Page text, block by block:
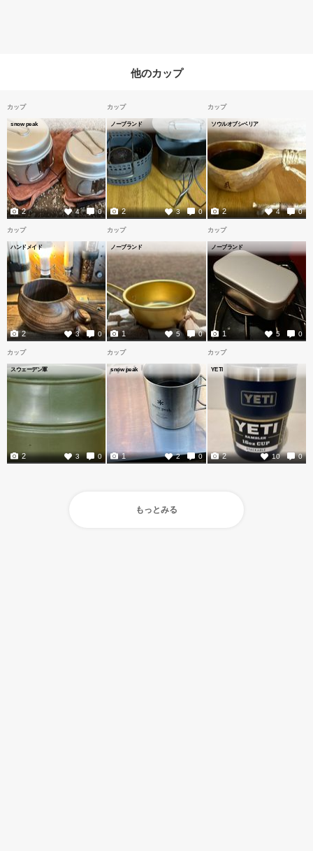
他のカップ
カップ
snow peak
4 0
2
カップ
ノーブランド
3 0
2
カップ
ソウルオブシベリア
4 0
2
カップ
ハンドメイド
3 0
2
カップ
ノーブランド
5 0
1
カップ
ノーブランド
5 0
1
カップ
スウェーデン軍
3 0
2
カップ
snow peak
2 0
1
カップ
YETI
10 0
2
もっとみる